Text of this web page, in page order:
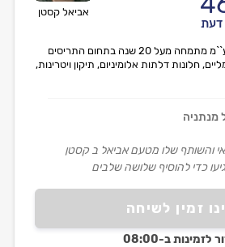
אביאל קסטן
דעת
זמין לשיחה
לזמינות ב-08:00
אביאל.ב קסטן תריסים בע``מ מתמחה מעל 20 שנה בתחום התריסים
חלונות דלתות אלומיניום, תיקון ויטרינות,
מנתניה
והשותף שלו מטעם אביאל ב קסטן
כדי להוסיף שלושה שלבים
חויבתי רק על שני שלבים, השלב
שירות כזה ואכפתיות כזאת באמת